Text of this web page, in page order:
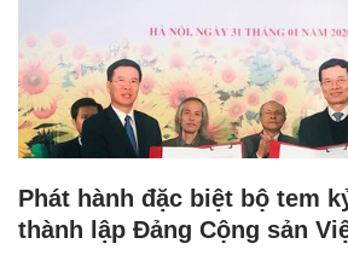
Phát hành đặc biệt bộ tem
thành lập Đảng Cộng sản